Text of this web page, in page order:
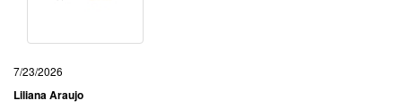
7/23/2026
Liliana Araujo